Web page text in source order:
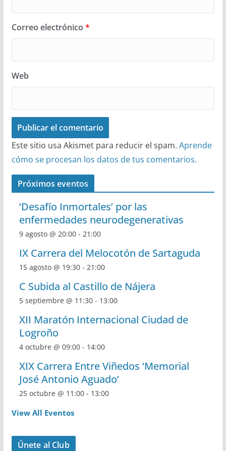
Correo electrónico *
Web
Este sitio usa Akismet para reducir el spam. Aprende
cómo se procesan los datos de tus comentarios.
Próximos eventos
‘Desafío Inmortales’ por las
enfermedades neurodegenerativas
9 agosto @ 20:00- 21:00
IX Carrera del Melocotón de Sartaguda
15 agosto @ 19:30- 21:00
C Subida al Castillo de Nájera
5 septiembre @ 11:30- 13:00
XII Maratón Internacional Ciudad de
Logroño
4 octubre @ 09:00- 14:00
XIX Carrera Entre Viñedos ‘Memorial
José Antonio Aguado’
25 octubre @ 11:00- 13:00
View All Eventos
Únete al Club